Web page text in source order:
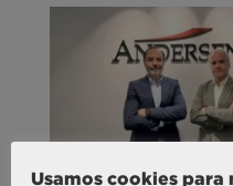
Usamos cookies